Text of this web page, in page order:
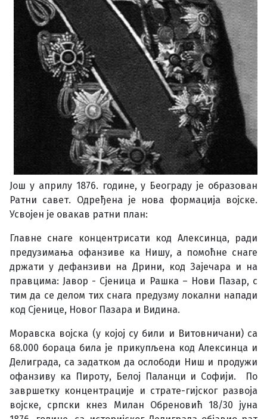
Још у априлу 1876. године, у Београду је образован
Ратни савет. Одређена је нова формација војске.
Усвојен је овакав ратни план:
Главне снаге концентрисати код Алексинца, ради
предузимања офанзиве ка Нишу, а помоћне снаге
држати у дефанзиви на Дрини, код Зајечара и на
правцима: Јавор - Сјеница и Рашка – Нови Пазар, с
тим да се делом тих снага предузму локални напади
код Сјенице, Новог Пазара и Видина.
Моравска војска (у којој су били и Витовничани) са
68.000 бораца била је прикупљена код Алексинца и
Делиграда, са задатком да ослободи Ниш и продужи
офанзиву ка Пироту, Белој Паланци и Софији. По
завршетку концентрације и страте-гијског развоја
војске, српски кнез Милан Обреновић 18/30 јуна